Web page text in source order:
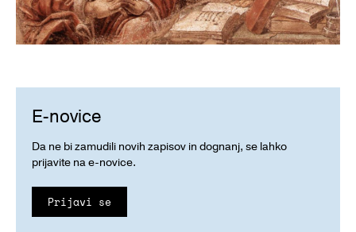
E-novice
Da ne bi zamudili novih zapisov in dognanj, se lahko
prijavite na e-novice.
Prijavi se